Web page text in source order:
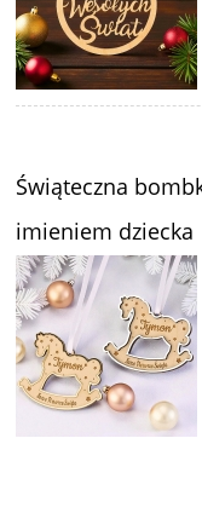
Świąteczna
imieniem dziecka